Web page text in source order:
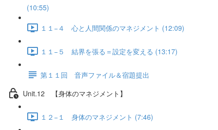
(10:55)
１１−４ 心と人間関係のマネジメント (12:09)
１１−５ 結界を張る＝設定を変える (13:17)
第１１回 音声ファイル＆宿題提出
Unit.12 【身体のマネジメント】
１２−１ 身体のマネジメント (7:46)